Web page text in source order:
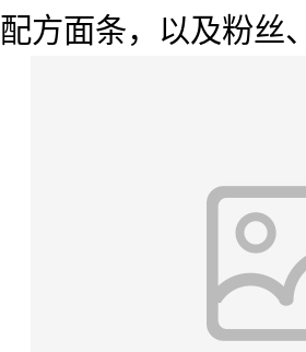
配方面条，以及粉丝